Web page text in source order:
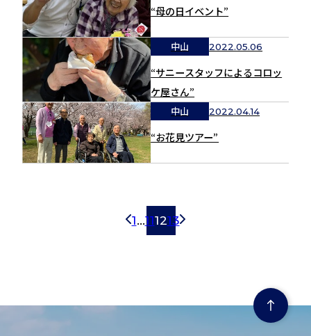
“母の日イベント”
中山 2022.05.06
“サニースタッフによるコロッ
ケ屋さん”
中山 2022.04.14
“お花見ツアー”
Prev
1…111213Next ページの先頭にもどる